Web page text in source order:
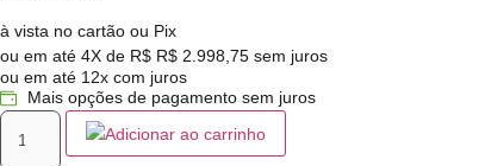
à vista no cartão ou Pix
ou em até 4X de R$ R$ 2.998,75 sem juros
ou em até 12x com juros
Mais opções de pagamento sem juros
Adicionar ao carrinho